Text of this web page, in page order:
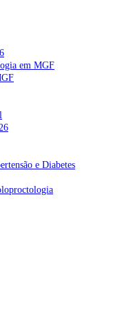
psicólogo e
2026
do ouvido com
2026
eventual gestão
2026
novo sistema de acesso
precisa?
ao tribunal, cada
a diferença”
em MGF
e Diabetes